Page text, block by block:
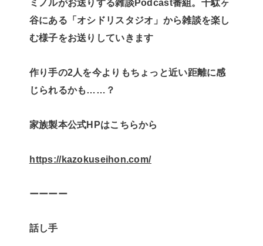
ミノルがお送りする雑談Podcast番組。千駄ヶ
谷にある「オシドリスタジオ」から雑談を楽し
む様子をお送りしていきます
作り手の2人を今よりもちょっと近い距離に感
じられるかも……？
家族製本公式HPはこちらから
⁠⁠https://kazokuseihon.com/⁠⁠
ーーーー
話し手